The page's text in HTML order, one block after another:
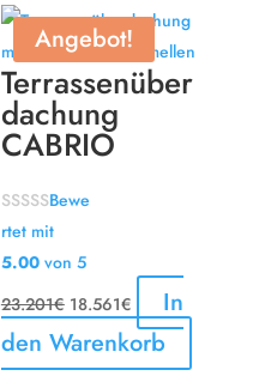
Angebot!
Terrassenüber
dachung
CABRIO
Bewe
rtet mit
5.00von 5
23.201€ Ursprünglicher
Preis
war:
18.561€Aktueller
Preis
ist:
In
den Warenkorb